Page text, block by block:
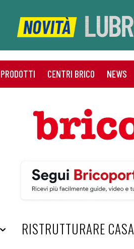
PRODOTTI CENTRI BRICO NEWS
RISTRUTTURARE CASA